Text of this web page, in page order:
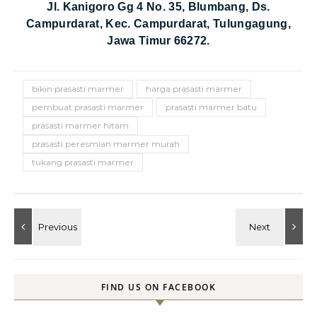
Jl. Kanigoro Gg 4 No. 35, Blumbang, Ds.
Campurdarat, Kec. Campurdarat, Tulungagung,
Jawa Timur 66272.
bikin prasasti marmer
harga prasasti marmer
pembuat prasasti marmer
prasasti marmer batu
prasasti marmer hitam
prasasti peresmian marmer murah
tukang prasasti marmer
FIND US ON FACEBOOK